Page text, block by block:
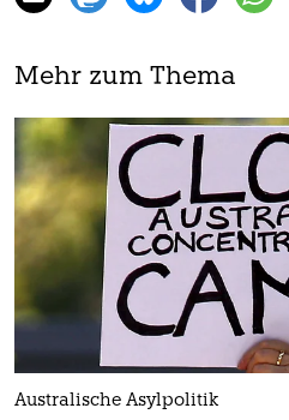
Mehr zum Thema
Australische Asylpolitik